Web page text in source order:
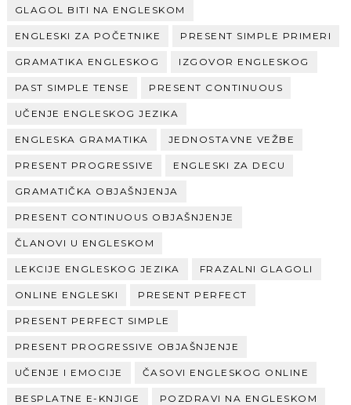
GLAGOL BITI NA ENGLESKOM
ENGLESKI ZA POČETNIKE PRESENT SIMPLE PRIMERI
GRAMATIKA ENGLESKOG IZGOVOR ENGLESKOG
PAST SIMPLE TENSE PRESENT CONTINUOUS
UČENJE ENGLESKOG JEZIKA
ENGLESKA GRAMATIKA JEDNOSTAVNE VEŽBE
PRESENT PROGRESSIVE ENGLESKI ZA DECU
GRAMATIČKA OBJAŠNJENJA
PRESENT CONTINUOUS OBJAŠNJENJE
ČLANOVI U ENGLESKOM
LEKCIJE ENGLESKOG JEZIKA FRAZALNI GLAGOLI
ONLINE ENGLESKI PRESENT PERFECT
PRESENT PERFECT SIMPLE
PRESENT PROGRESSIVE OBJAŠNJENJE
UČENJE I EMOCIJE ČASOVI ENGLESKOG ONLINE
BESPLATNE E-KNJIGE POZDRAVI NA ENGLESKOM